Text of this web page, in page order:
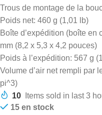
Trous de montage de la
Poids net: 460 g (1,01 lb)
Boîte d’expédition (boîte en
mm (8,2 x 5,3 x 4,2 pouces)
Poids à l’expédition: 567 g
Volume d’air net rempli par
pi^3)
10
Items sold in last 3
15 en stock